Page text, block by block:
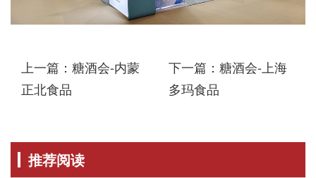
上一篇：糖酒会-内蒙
正北食品
下一篇：糖酒会-上海
多玛食品
推荐阅读